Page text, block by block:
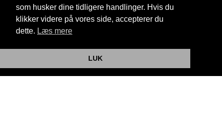
som husker dine tidligere handlinger. Hvis du
klikker videre på vores side, accepterer du
dette. Læs mere
LUK
Cookie- og privatlivspolitik